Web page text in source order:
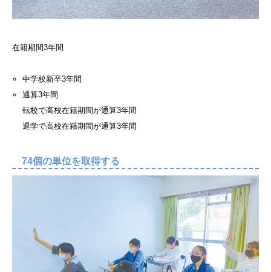
在籍期間3年間
中学校新卒3年間
通算3年間
転校で高校在籍期間が通算3年間
退学で高校在籍期間が通算3年間
74個の単位を取得する